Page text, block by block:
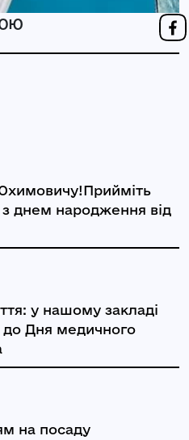
з днем народження від
у нашому закладі
до Дня медичного
на посаду